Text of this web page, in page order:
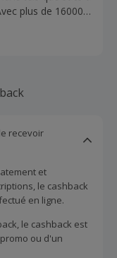
plus de 16000
Vuitton, Chanel,
recevoir
et
le cashback
en ligne.
le cashback est
ou d'un